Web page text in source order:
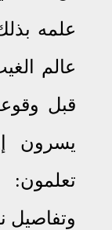
علمه
عالم
قبل
يسرون
وتفاصيل